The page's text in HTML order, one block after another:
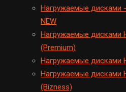
Hагружаемые дисками
NEW
Нагружаемые дисками
(Premium)
Hагружаемые дисками
Hагружаемые дисками
(Bizness)